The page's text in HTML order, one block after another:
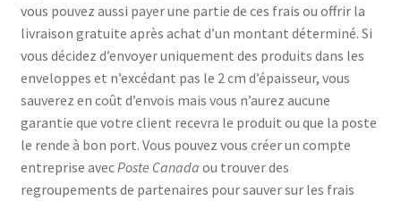
vous pouvez aussi payer une partie de ces frais ou offrir la
livraison gratuite après achat d’un montant déterminé. Si
vous décidez d’envoyer uniquement des produits dans les
enveloppes et n’excédant pas le 2 cm d’épaisseur, vous
sauverez en coût d’envois mais vous n’aurez aucune
garantie que votre client recevra le produit ou que la poste
le rende à bon port. Vous pouvez vous créer un compte
entreprise avec Poste Canada ou trouver des
regroupements de partenaires pour sauver sur les frais